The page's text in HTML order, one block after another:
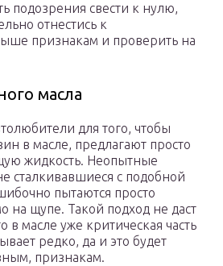
подозрения свести к нулю,
отнестись к
признакам и проверить на
масла
для того, чтобы
в масле, предлагают просто
жидкость. Неопытные
сталкивавшиеся с подобной
пытаются просто
на щупе. Такой подход не даст
в масле уже критическая часть
редко, да и это будет
признакам.